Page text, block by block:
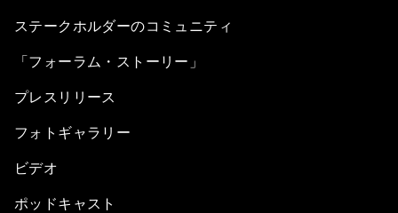
ステークホルダーのコミュニティ
「フォーラム・ストーリー」
プレスリリース
フォトギャラリー
ビデオ
ポッドキャスト